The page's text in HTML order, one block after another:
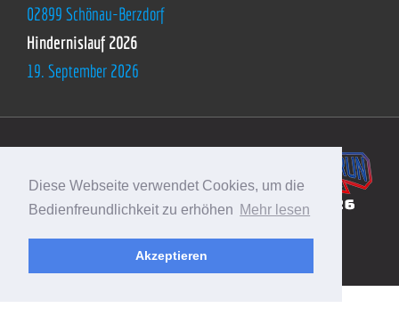
Diese Webseite verwendet Cookies, um die
Bedienfreundlichkeit zu erhöhen Mehr lesen
Akzeptieren
02899 Schönau-Berzdorf
Hindernislauf 2026
19. September 2026